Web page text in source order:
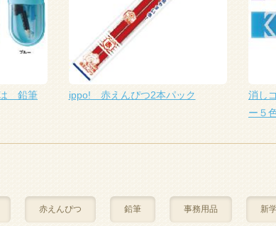
鉛筆
ippo! 赤えんぴつ2本パック
消し
ー５
赤えんぴつ 鉛筆 事務用品 新